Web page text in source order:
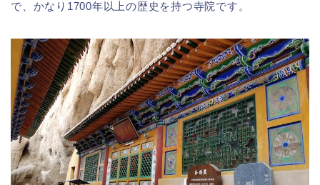
で、かなり1700年以上の歴史を持つ寺院です。